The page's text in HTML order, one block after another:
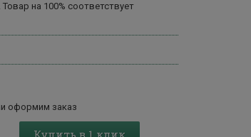
на 100% соответствует
оформим заказ
Купить в 1 клик